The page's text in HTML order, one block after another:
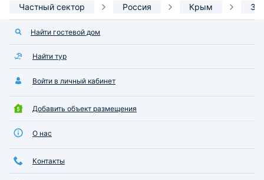
Частный сектор Россия Крым
Найти гостевой дом
Найти тур
Войти в личный кабинет
Добавить объект размещения
О нас
Контакты